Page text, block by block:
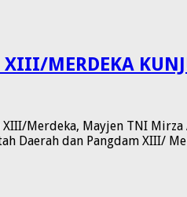
MERDEKA
Merdeka, Mayjen TNI
Daerah dan Pangdam XIII/